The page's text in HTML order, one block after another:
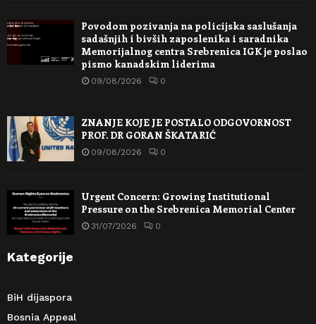
Povodom pozivanja na policijska saslušanja
sadašnjih i bivših zaposlenika i saradnika
Memorijalnog centra Srebrenica IGK je poslao
pismo kanadskim liderima
09/08/2026 0
ZNANJE KOJE JE POSTALO ODGOVORNOST
PROF. DR GORAN ŠKATARIĆ
09/08/2026 0
Urgent Concern: Growing Institutional
Pressure on the Srebrenica Memorial Center
31/07/2026 0
Kategorije
BiH dijaspora
Bosnia Appeal